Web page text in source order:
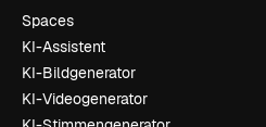
Spaces
KI-Assistent
KI-Bildgenerator
KI-Videogenerator